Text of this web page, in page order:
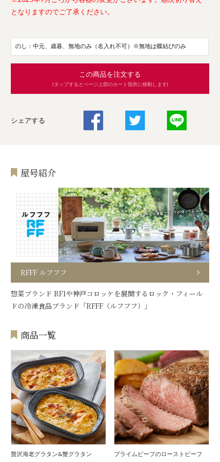
となりますのでご了承ください。
のし：中元、歳暮、無地のみ（名入れ不可）※無地は蝶結びのみ
この商品を注文する
(タップするとページ上部のカート箇所に移動します)
シェアする
屋号紹介
RFFF ルフフフ
惣菜ブランド RF1や神戸コロッケを展開するロック・フィール
ドの冷凍食品ブランド「RFFF（ルフフフ）」
商品一覧
贅沢海老グラタン&蟹グラタン プライムビーフのローストビーフ